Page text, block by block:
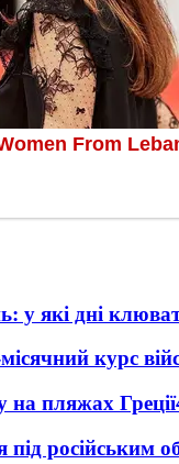
у які дні
курс
на пляжах Греції
російським